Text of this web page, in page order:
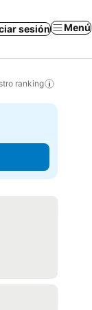
sesión Menú
ranking